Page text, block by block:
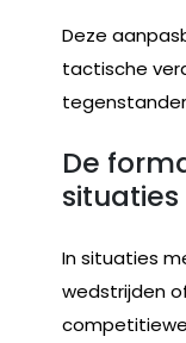
Deze
tactische
De
In situaties
wedstrijden